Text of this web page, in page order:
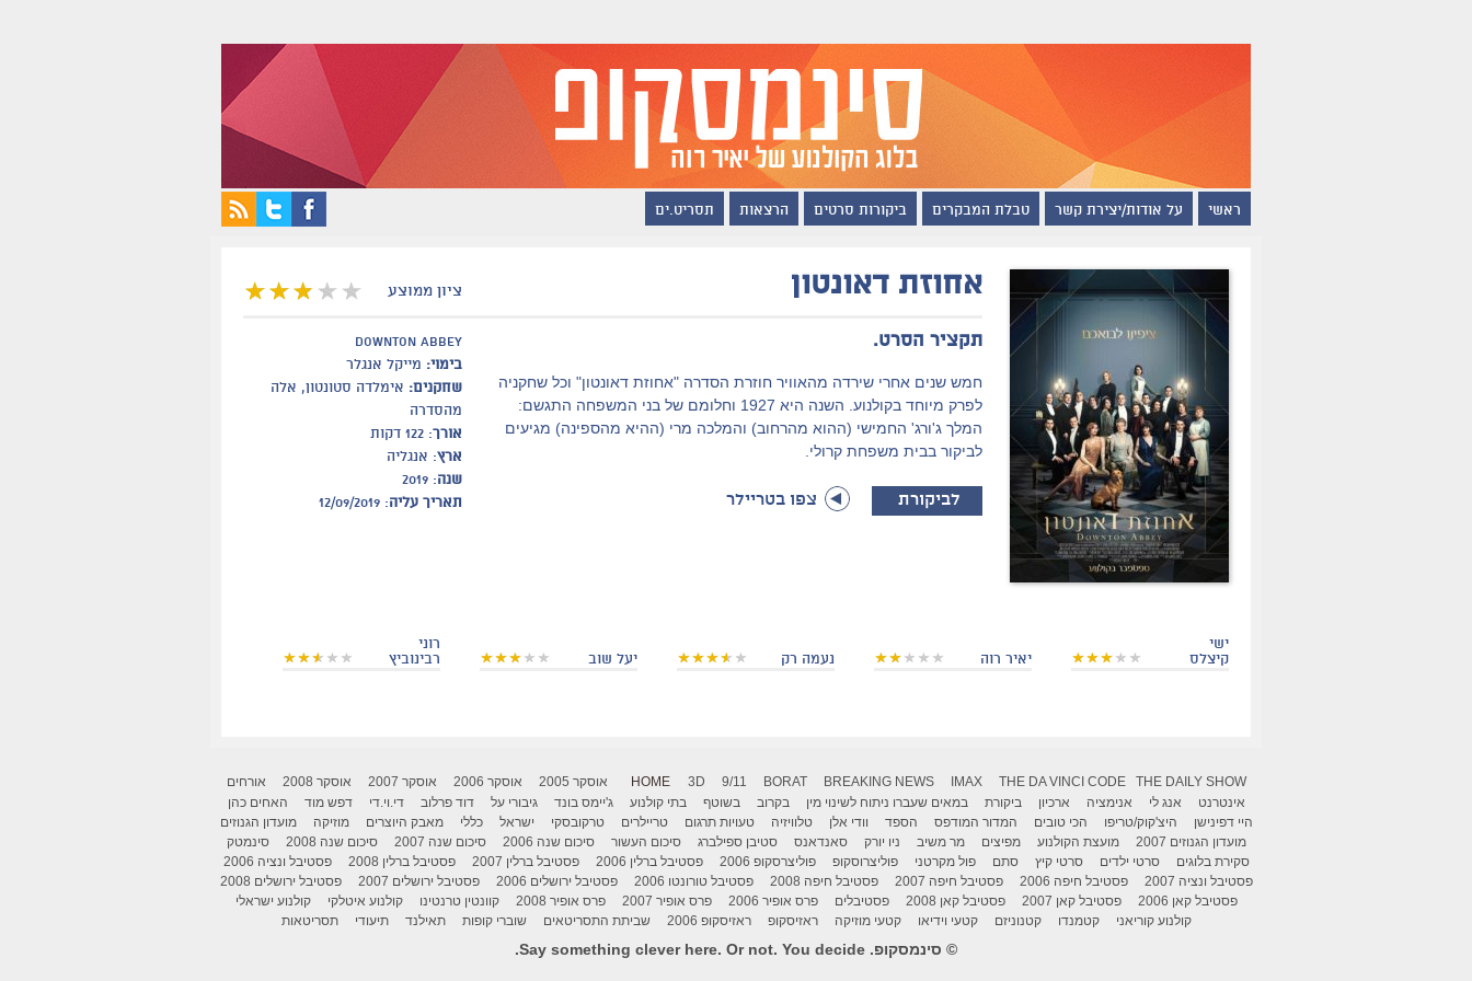
ראשי על אודות/יצירת קשר טבלת המבקרים ביקורות סרטים הרצאות תסריט.ים
ציון ממוצע אחוזת דאונטון
Downton Abbey
בימוי: מייקל אנגלר
שחקנים: אימלדה סטונטון, אלה
מהסדרה
אורך: 122 דקות
ארץ: אנגליה
שנה: 2019
תאריך עליה: 12/09/2019
תקציר הסרט.
חמש שנים אחרי שירדה מהאוויר חוזרת הסדרה "אחוזת דאונטון" וכל שחקניה
לפרק מיוחד בקולנוע. השנה היא 1927 וחלומם של בני המשפחה התגשם:
המלך ג'ורג' החמישי (ההוא מהרחוב) והמלכה מרי (ההיא מהספינה) מגיעים
לביקור בבית משפחת קרולי.
לביקורת צפו בטריילר
ישי
קיצלס
יאיר רוה נעמה רק יעל שוב
רוני
רבינוביץ
HOME 3D 9/11 BORAT BREAKING NEWS IMAX THE DA VINCI CODE THE DAILY SHOW אוסקר 2005 אוסקר 2006 אוסקר 2007 אוסקר 2008
אורחים
אינטרנט
אנג לי אנימציה ארכיון ביקורת במאים שעברו ניתוח לשינוי מין בקרוב בשוטף בתי קולנוע ג'יימס בונד גיבורי על דוד פרלוב די.וי.די דפש מוד
האחים כהן
היי דפינישן
היצ'קוק/טריפו הכי טובים המדור המודפס הספד וודי אלן טלוויזיה טעויות תרגום טריילרים טרקובסקי ישראל כללי מאבק היוצרים מוזיקה
מועדון הגנוזים
מועדון הגנוזים 2007
מועצת הקולנוע מפיצים מר משיב ניו יורק סאנדאנס סטיבן ספילברג סיכום העשור סיכום שנה 2006 סיכום שנה 2007 סיכום שנה 2008
סינמטק
סקירת בלוגים
סרטי ילדים סרטי קיץ סתם פול מקרטני פוליצרוסקופ פוליצרסקופ 2006 פסטיבל ברלין 2006 פסטיבל ברלין 2007 פסטיבל ברלין 2008
פסטיבל ונציה 2006
פסטיבל ונציה 2007
פסטיבל חיפה 2006 פסטיבל חיפה 2007 פסטיבל חיפה 2008 פסטיבל טורונטו 2006 פסטיבל ירושלים 2006 פסטיבל ירושלים 2007
פסטיבל ירושלים 2008
פסטיבל קאן 2006
פסטיבל קאן 2007 פסטיבל קאן 2008 פסטיבלים פרס אופיר 2006 פרס אופיר 2007 פרס אופיר 2008 קוונטין טרנטינו קולנוע איטלקי
קולנוע ישראלי
קולנוע קוריאני
קטמנדו קטנוניזם קטעי וידיאו קטעי מוזיקה ראזיסקופ ראזיסקופ 2006 שביתת התסריטאים שוברי קופות תאילנד תיעודי תסריטאות
© סינמסקופ. Say something clever here. Or not. You decide.